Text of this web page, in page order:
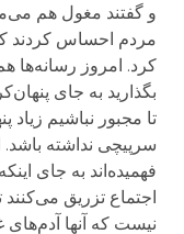
و گفتند مغول هم
مردم احساس کردند
کرد. امروز رسانه‌ها
بگذارید به جای
تا مجبور نباشیم
سرپیچی نداشته باشد.
فهمیده‌اند به جای
اجتماع تزریق می‌کنند
نیست که آنها